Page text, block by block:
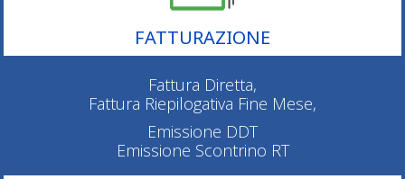
FATTURAZIONE
Fattura Diretta,
Fattura Riepilogativa Fine Mese,
Emissione DDT
Emissione Scontrino RT